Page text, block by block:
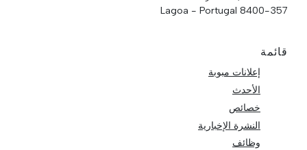
8400-357 Lagoa - Portugal
قائمة
إعلانات مبوبة
الأحدث
خصائص
النشرة الإخبارية
وظائف